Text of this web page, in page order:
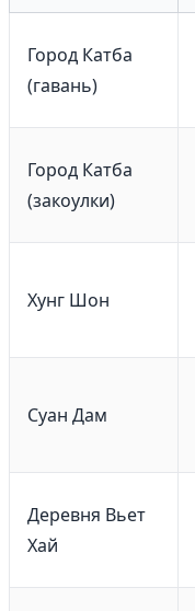
Город Катба
(гавань)
Город Катба
(закоулки)
Хунг Шон
Суан Дам
Деревня Вьет
Хай